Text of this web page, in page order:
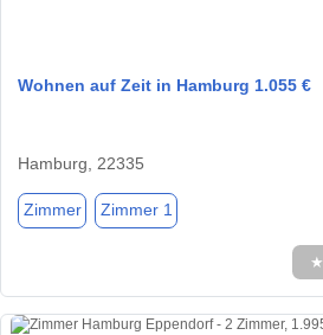
Wohnen auf Zeit in Hamburg 1.055 €
Hamburg, 22335
Zimmer Zimmer 1
★